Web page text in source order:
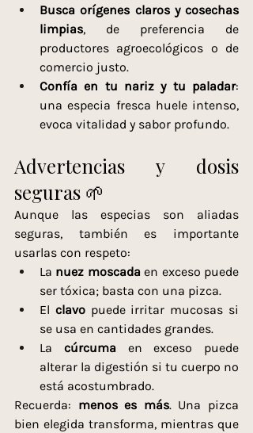
Busca orígenes claros y cosechas
limpias, de preferencia de
productores agroecológicos o de
comercio justo.
Confía en tu nariz y tu paladar:
una especia fresca huele intenso,
evoca vitalidad y sabor profundo.
Advertencias y dosis
seguras 🌱
Aunque las especias son aliadas
seguras, también es importante
usarlas con respeto:
La nuez moscada en exceso puede
ser tóxica; basta con una pizca.
El clavo puede irritar mucosas si
se usa en cantidades grandes.
La cúrcuma en exceso puede
alterar la digestión si tu cuerpo no
está acostumbrado.
Recuerda: menos es más. Una pizca
bien elegida transforma, mientras que